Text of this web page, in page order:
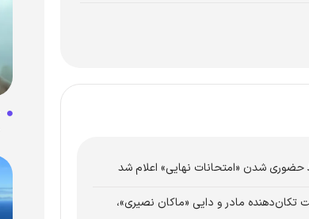
شدن «امتحانات نهایی» اعلام شد
تکان‌دهنده مادر و دایی «ماکان نصیری»،